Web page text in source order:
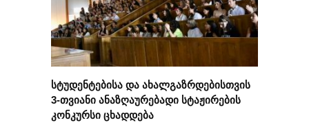
სტუდენტებისა და ახალგაზრდებისთვის
3-თვიანი ანაზღაურებადი სტაჟირების
კონკურსი ცხადდება